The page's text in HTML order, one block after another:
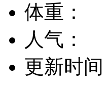
体重：
人气：
更新时间